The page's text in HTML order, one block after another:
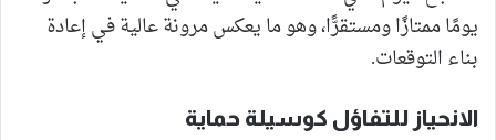
يومًا ممتازًا ومستقرًّا، وهو ما يعكس مرونة عالية في إعادة
بناء التوقعات.
الانحياز للتفاؤل كوسيلة حماية